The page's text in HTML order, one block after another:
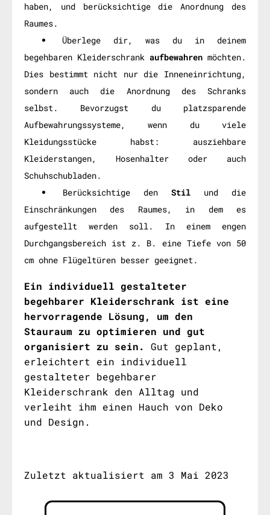
haben, und berücksichtige die Anordnung des
Raumes.
Überlege dir, was du in deinem
begehbaren Kleiderschrank aufbewahren möchten.
Dies bestimmt nicht nur die Inneneinrichtung,
sondern auch die Anordnung des Schranks
selbst. Bevorzugst du platzsparende
Aufbewahrungssysteme, wenn du viele
Kleidungsstücke habst: ausziehbare
Kleiderstangen, Hosenhalter oder auch
Schuhschubladen.
Berücksichtige den Stil und die
Einschränkungen des Raumes, in dem es
aufgestellt werden soll. In einem engen
Durchgangsbereich ist z. B. eine Tiefe von 50
cm ohne Flügeltüren besser geeignet.
Ein individuell gestalteter
begehbarer Kleiderschrank ist eine
hervorragende Lösung, um den
Stauraum zu optimieren und gut
organisiert zu sein.
Gut geplant,
erleichtert ein individuell
gestalteter begehbarer
Kleiderschrank den Alltag und
verleiht ihm einen Hauch von Deko
und Design.
Zuletzt aktualisiert am 3 Mai 2023